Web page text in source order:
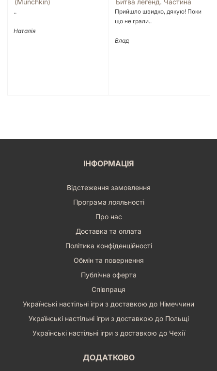
..
Наталія
друга
Прийшло швидко, дякую! Поки
що не грали..
Влад
ІНФОРМАЦІЯ
Відстеження замовлення
Програма лояльності
Про нас
Доставка та оплата
Політика конфіденційності
Обмін та повернення
Публічна оферта
Співпраця
Українські настільні ігри з доставкою до Німеччини
Українські настільні ігри з доставкою до Польщі
Українські настільні ігри з доставкою до Чехії
ДОДАТКОВО